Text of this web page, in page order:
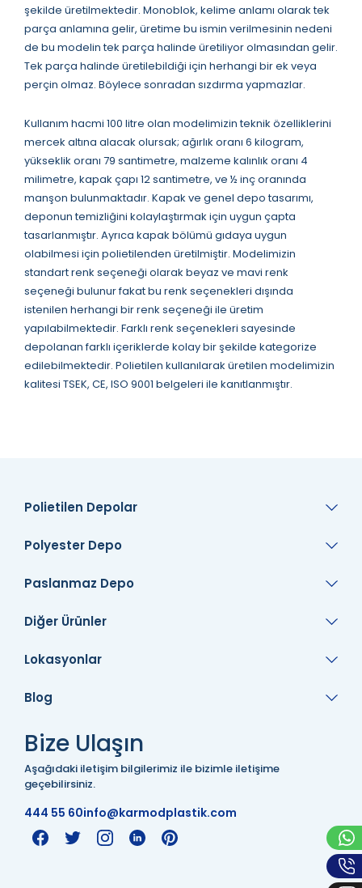
şekilde üretilmektedir. Monoblok, kelime anlamı olarak tek
parça anlamına gelir, üretime bu ismin verilmesinin nedeni
de bu modelin tek parça halinde üretiliyor olmasından gelir.
Tek parça halinde üretilebildiği için herhangi bir ek veya
perçin olmaz. Böylece sonradan sızdırma yapmazlar.
Kullanım hacmi 100 litre olan modelimizin teknik özelliklerini
mercek altına alacak olursak; ağırlık oranı 6 kilogram,
yükseklik oranı 79 santimetre, malzeme kalınlık oranı 4
milimetre, kapak çapı 12 santimetre, ve ½ inç oranında
manşon bulunmaktadır. Kapak ve genel depo tasarımı,
deponun temizliğini kolaylaştırmak için uygun çapta
tasarlanmıştır. Ayrıca kapak bölümü gıdaya uygun
olabilmesi için polietilenden üretilmiştir. Modelimizin
standart renk seçeneği olarak beyaz ve mavi renk
seçeneği bulunur fakat bu renk seçenekleri dışında
istenilen herhangi bir renk seçeneği ile üretim
yapılabilmektedir. Farklı renk seçenekleri sayesinde
depolanan farklı içeriklerde kolay bir şekilde kategorize
edilebilmektedir. Polietilen kullanılarak üretilen modelimizin
kalitesi TSEK, CE, ISO 9001 belgeleri ile kanıtlanmıştır.
Polietilen Depolar
Polyester Depo
Paslanmaz Depo
Diğer Ürünler
Lokasyonlar
Bize Ulaşın
Aşağıdaki iletişim bilgilerimiz ile bizimle iletişime
geçebilirsiniz.
444 55 60info@karmodplastik.com
Blog